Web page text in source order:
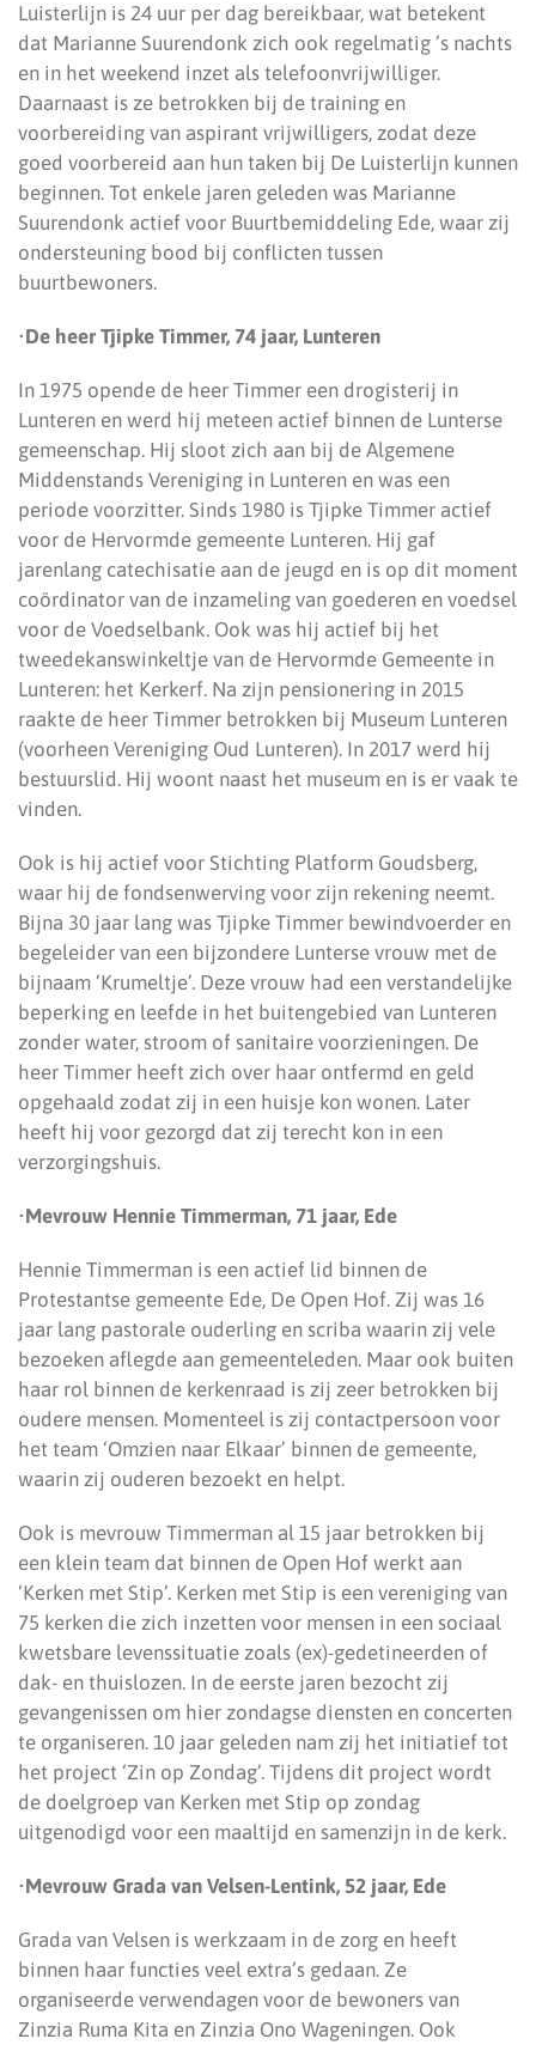
Luisterlijn is 24 uur per dag bereikbaar, wat betekent
dat Marianne Suurendonk zich ook regelmatig ’s nachts
en in het weekend inzet als telefoonvrijwilliger.
Daarnaast is ze betrokken bij de training en
voorbereiding van aspirant vrijwilligers, zodat deze
goed voorbereid aan hun taken bij De Luisterlijn kunnen
beginnen. Tot enkele jaren geleden was Marianne
Suurendonk actief voor Buurtbemiddeling Ede, waar zij
ondersteuning bood bij conflicten tussen
buurtbewoners.
•De heer Tjipke Timmer, 74 jaar, Lunteren
In 1975 opende de heer Timmer een drogisterij in
Lunteren en werd hij meteen actief binnen de Lunterse
gemeenschap. Hij sloot zich aan bij de Algemene
Middenstands Vereniging in Lunteren en was een
periode voorzitter. Sinds 1980 is Tjipke Timmer actief
voor de Hervormde gemeente Lunteren. Hij gaf
jarenlang catechisatie aan de jeugd en is op dit moment
coördinator van de inzameling van goederen en voedsel
voor de Voedselbank. Ook was hij actief bij het
tweedekanswinkeltje van de Hervormde Gemeente in
Lunteren: het Kerkerf. Na zijn pensionering in 2015
raakte de heer Timmer betrokken bij Museum Lunteren
(voorheen Vereniging Oud Lunteren). In 2017 werd hij
bestuurslid. Hij woont naast het museum en is er vaak te
vinden.
Ook is hij actief voor Stichting Platform Goudsberg,
waar hij de fondsenwerving voor zijn rekening neemt.
Bijna 30 jaar lang was Tjipke Timmer bewindvoerder en
begeleider van een bijzondere Lunterse vrouw met de
bijnaam ‘Krumeltje’. Deze vrouw had een verstandelijke
beperking en leefde in het buitengebied van Lunteren
zonder water, stroom of sanitaire voorzieningen. De
heer Timmer heeft zich over haar ontfermd en geld
opgehaald zodat zij in een huisje kon wonen. Later
heeft hij voor gezorgd dat zij terecht kon in een
verzorgingshuis.
•Mevrouw Hennie Timmerman, 71 jaar, Ede
Hennie Timmerman is een actief lid binnen de
Protestantse gemeente Ede, De Open Hof. Zij was 16
jaar lang pastorale ouderling en scriba waarin zij vele
bezoeken aflegde aan gemeenteleden. Maar ook buiten
haar rol binnen de kerkenraad is zij zeer betrokken bij
oudere mensen. Momenteel is zij contactpersoon voor
het team ‘Omzien naar Elkaar’ binnen de gemeente,
waarin zij ouderen bezoekt en helpt.
Ook is mevrouw Timmerman al 15 jaar betrokken bij
een klein team dat binnen de Open Hof werkt aan
‘Kerken met Stip’. Kerken met Stip is een vereniging van
75 kerken die zich inzetten voor mensen in een sociaal
kwetsbare levenssituatie zoals (ex)-gedetineerden of
dak- en thuislozen. In de eerste jaren bezocht zij
gevangenissen om hier zondagse diensten en concerten
te organiseren. 10 jaar geleden nam zij het initiatief tot
het project ‘Zin op Zondag’. Tijdens dit project wordt
de doelgroep van Kerken met Stip op zondag
uitgenodigd voor een maaltijd en samenzijn in de kerk.
•Mevrouw Grada van Velsen-Lentink, 52 jaar, Ede
Grada van Velsen is werkzaam in de zorg en heeft
binnen haar functies veel extra’s gedaan. Ze
organiseerde verwendagen voor de bewoners van
Zinzia Ruma Kita en Zinzia Ono Wageningen. Ook